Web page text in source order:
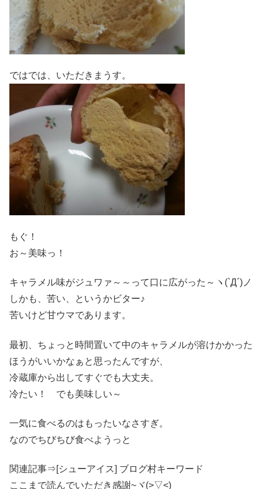
ではでは、いただきまうす。
もぐ！
お～美味っ！
キャラメル味がジュワァ～～って口に広がった～ヽ(`Д´)ノ
しかも、苦い、というかビター♪
苦いけど甘ウマであります。
最初、ちょっと時間置いて中のキャラメルが溶けかかった
ほうがいいかなぁと思ったんですが、
冷蔵庫から出してすぐでも大丈夫。
冷たい！ でも美味しい～
一気に食べるのはもったいなさすぎ。
なのでちびちび食べようっと
関連記事⇒[シューアイス] ブログ村キーワード
ここまで読んでいただき感謝~ヾ(>▽<)